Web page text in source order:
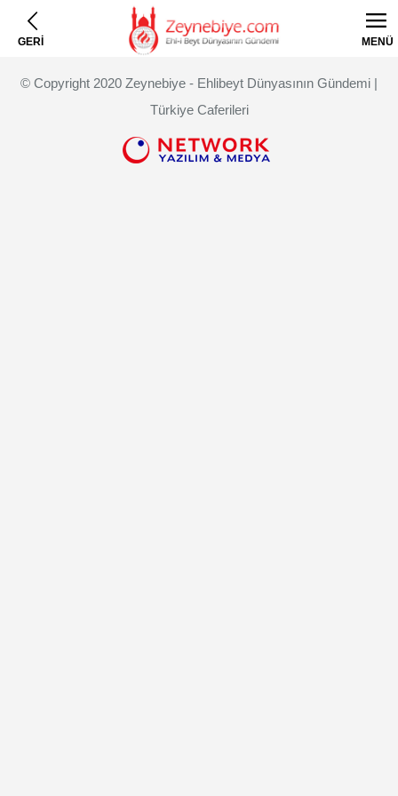
GERİ MENÜ
© Copyright 2020 Zeynebiye - Ehlibeyt Dünyasının Gündemi |
Türkiye Caferileri